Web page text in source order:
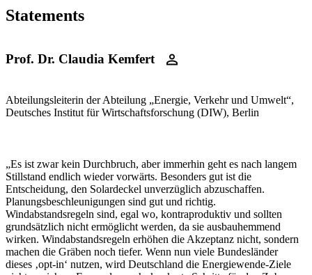
Aktionsplan Windenergie vom Spätherbst 2019 jetzt zügig
Statements
Prof. Dr. Claudia Kemfert
Abteilungsleiterin der Abteilung „Energie, Verkehr und Umwelt“,
Deutsches Institut für Wirtschaftsforschung (DIW), Berlin
„Es ist zwar kein Durchbruch, aber immerhin geht es nach langem
Stillstand endlich wieder vorwärts. Besonders gut ist die
Entscheidung, den Solardeckel unverzüglich abzuschaffen.
Planungsbeschleunigungen sind gut und richtig.
Windabstandsregeln sind, egal wo, kontraproduktiv und sollten
grundsätzlich nicht ermöglicht werden, da sie ausbauhemmend
wirken. Windabstandsregeln erhöhen die Akzeptanz nicht, sondern
machen die Gräben noch tiefer. Wenn nun viele Bundesländer
dieses ‚opt-in‘ nutzen, wird Deutschland die Energiewende-Ziele